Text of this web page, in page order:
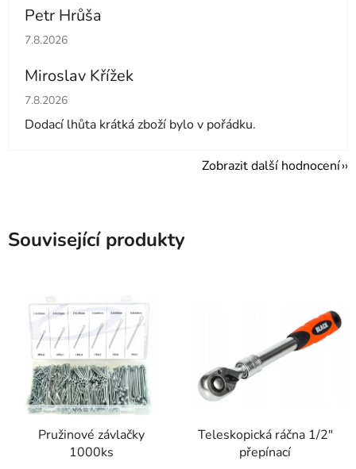
Petr Hrůša
Hodnocení obchodu je 5 z 5 hvězdiček.
7.8.2026
Miroslav Křížek
Hodnocení obchodu je 5 z 5 hvězdiček.
7.8.2026
Dodací lhůta krátká zboží bylo v pořádku.
Zobrazit další hodnocení
Související produkty
Pružinové závlačky
1000ks
Teleskopická ráčna 1/2"
přepínací